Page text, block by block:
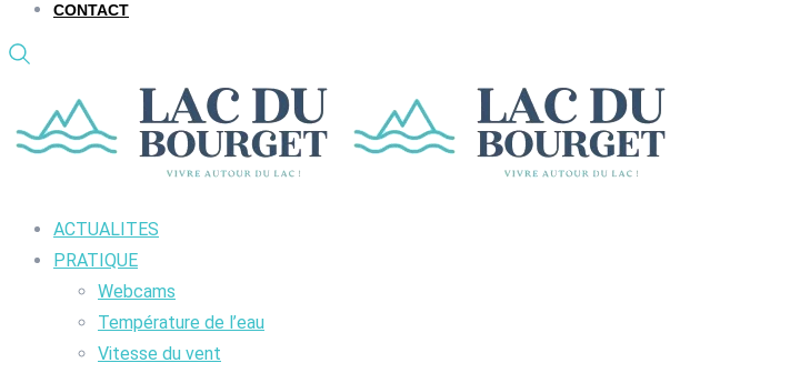
CONTACT
ACTUALITES
PRATIQUE
Webcams
Température de l’eau
Vitesse du vent